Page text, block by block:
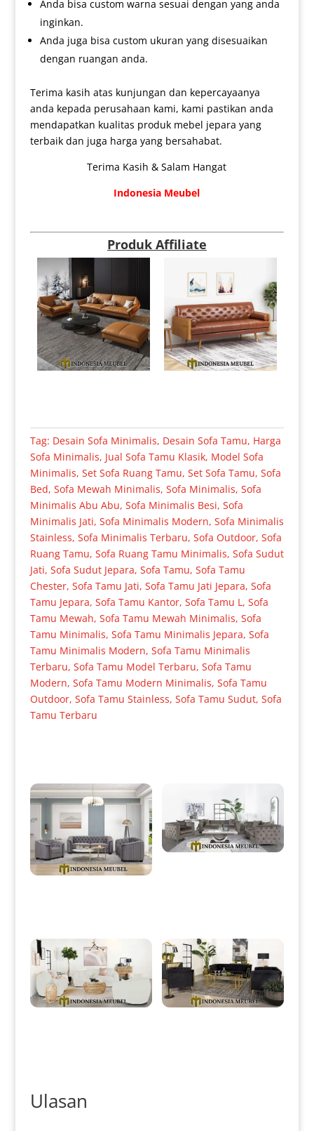
Anda bisa custom warna sesuai dengan yang anda
inginkan.
Anda juga bisa custom ukuran yang disesuaikan
dengan ruangan anda.
Terima kasih atas kunjungan dan kepercayaanya
anda kepada perusahaan kami, kami pastikan anda
mendapatkan kualitas produk mebel jepara yang
terbaik dan juga harga yang bersahabat.
Terima Kasih & Salam Hangat
Indonesia Meubel
Produk Affiliate
Tag: Desain Sofa Minimalis, Desain Sofa Tamu, Harga
Sofa Minimalis, Jual Sofa Tamu Klasik, Model Sofa
Minimalis, Set Sofa Ruang Tamu, Set Sofa Tamu, Sofa
Bed, Sofa Mewah Minimalis, Sofa Minimalis, Sofa
Minimalis Abu Abu, Sofa Minimalis Besi, Sofa
Minimalis Jati, Sofa Minimalis Modern, Sofa Minimalis
Stainless, Sofa Minimalis Terbaru, Sofa Outdoor, Sofa
Ruang Tamu, Sofa Ruang Tamu Minimalis, Sofa Sudut
Jati, Sofa Sudut Jepara, Sofa Tamu, Sofa Tamu
Chester, Sofa Tamu Jati, Sofa Tamu Jati Jepara, Sofa
Tamu Jepara, Sofa Tamu Kantor, Sofa Tamu L, Sofa
Tamu Mewah, Sofa Tamu Mewah Minimalis, Sofa
Tamu Minimalis, Sofa Tamu Minimalis Jepara, Sofa
Tamu Minimalis Modern, Sofa Tamu Minimalis
Terbaru, Sofa Tamu Model Terbaru, Sofa Tamu
Modern, Sofa Tamu Modern Minimalis, Sofa Tamu
Outdoor, Sofa Tamu Stainless, Sofa Tamu Sudut, Sofa
Tamu Terbaru
Ulasan